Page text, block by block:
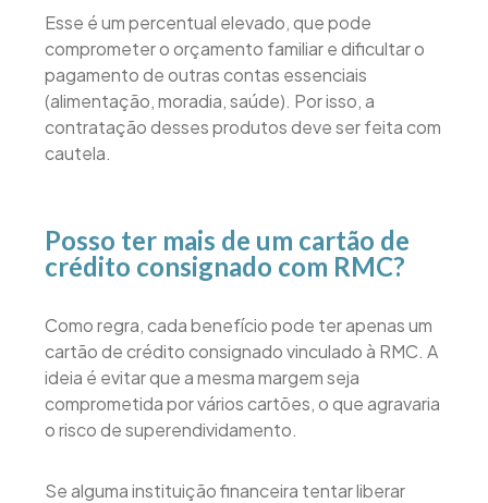
Esse é um percentual elevado, que pode
comprometer o orçamento familiar e dificultar o
pagamento de outras contas essenciais
(alimentação, moradia, saúde). Por isso, a
contratação desses produtos deve ser feita com
cautela.
Posso ter mais de um cartão de
crédito consignado com RMC?
Como regra, cada benefício pode ter apenas um
cartão de crédito consignado vinculado à RMC. A
ideia é evitar que a mesma margem seja
comprometida por vários cartões, o que agravaria
o risco de superendividamento.
Se alguma instituição financeira tentar liberar